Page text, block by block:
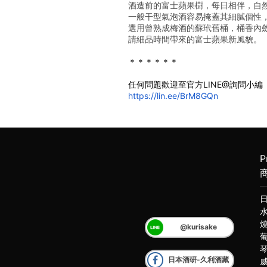
酒造前的富士蘋果樹，每日相伴，自
一般干型氣泡酒容易掩蓋其細膩個性
選用曾熟成梅酒的蘇玳舊桶，桶香內
請細品時間帶來的富士蘋果新風貌。
﻿＊＊＊＊＊＊
任何問題歡迎至官方LINE@詢問小編
https://lin.ee/BrM8GQn
@kurisake
日本酒研-久利酒藏